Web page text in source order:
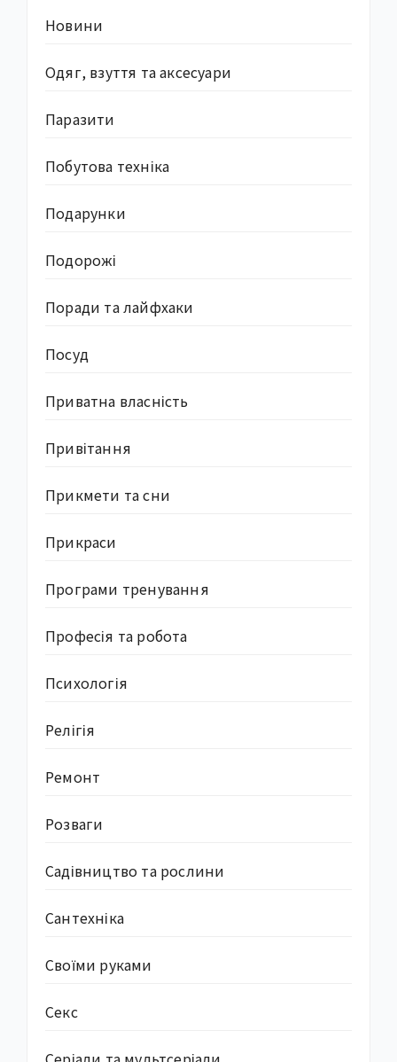
Новини
Одяг, взуття та аксесуари
Паразити
Побутова техніка
Подарунки
Подорожі
Поради та лайфхаки
Посуд
Приватна власність
Привітання
Прикмети та сни
Прикраси
Програми тренування
Професія та робота
Психологія
Релігія
Ремонт
Розваги
Садівництво та рослини
Сантехніка
Своїми руками
Секс